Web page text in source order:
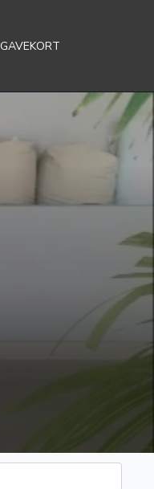
GAVEKORT